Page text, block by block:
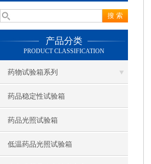
产品分类
PRODUCT CLASSIFICATION
药物试验箱系列
药品稳定性试验箱
药品光照试验箱
低温药品光照试验箱